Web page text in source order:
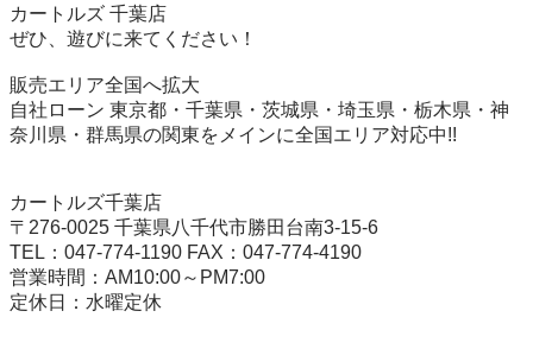
カートルズ 千葉店
ぜひ、遊びに来てください！
販売エリア全国へ拡大
自社ローン 東京都・千葉県・茨城県・埼玉県・栃木県・神
奈川県・群馬県の関東をメインに全国エリア対応中!!
カートルズ千葉店
〒276-0025 千葉県八千代市勝田台南3-15-6
TEL：047-774-1190 FAX：047-774-4190
営業時間：AM10:00～PM7:00